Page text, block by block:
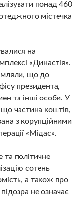
понад 460
містечка
на
«Династія».
що до
президента,
та інші особи. У
частина коштів,
з корупційними
«Мідас».
політичне
сотень
а також про
не означає